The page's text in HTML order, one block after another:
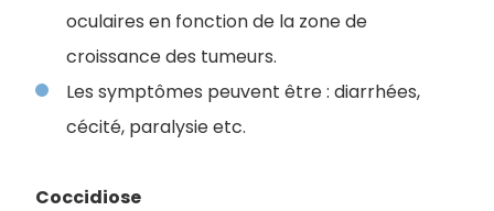
oculaires en fonction de la zone de
croissance des tumeurs.
Les symptômes peuvent être : diarrhées,
cécité, paralysie etc.
Coccidiose